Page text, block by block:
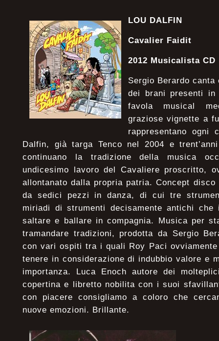
LOU DALFIN
Cavalier Faidit
2012 Musicalista CD
Sergio Berardo
dei brani presenti
favola musical
graziose vignette a
rappresentano ogni
Dalfin, già targa Tenco nel 2004 e
continuano la tradizione della musica
undicesimo lavoro del Cavaliere proscritto,
allontanato dalla propria patria. Concept
da sedici pezzi in danza, di cui tre
miriadi di strumenti decisamente antichi che
saltare e ballare in compagnia. Musica per
tramandare tradizioni, prodotta da Sergio
con vari ospiti tra i quali Roy Paci
tenere in considerazione di indubbio valore e
importanza. Luca Enoch autore dei
copertina e libretto nobilita con i suoi
con piacere consigliamo a coloro che
nuove emozioni. Brillante.